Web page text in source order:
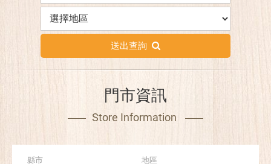
送出查詢
門市資訊
Store Information